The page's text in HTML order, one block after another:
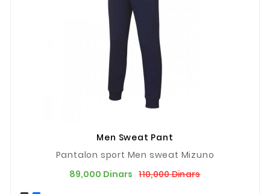
Men Sweat Pant
Pantalon sport Men sweat Mizuno
89,000 Dinars 110,000 DinarsPrix
Prix